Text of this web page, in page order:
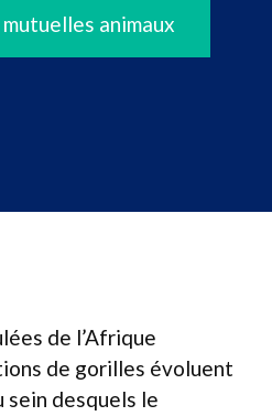
animaux
de l’Afrique
de gorilles évoluent
sein desquels le